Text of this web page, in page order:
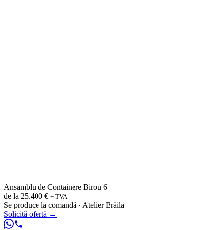
Ansamblu de Containere Birou 6
de la 25.400 € + TVA
Se produce la comandă · Atelier Brăila
Solicită ofertă →